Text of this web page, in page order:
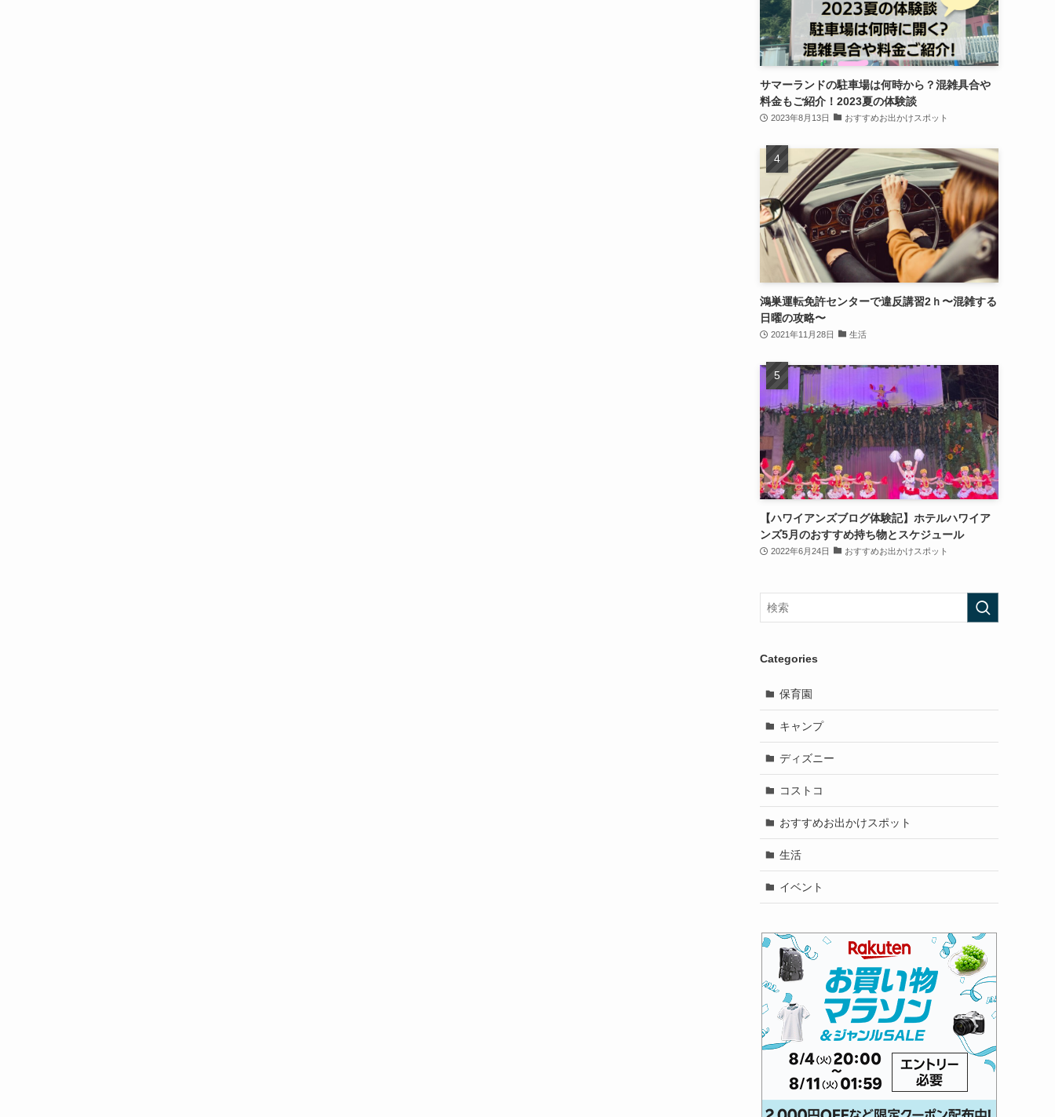
サマーランドの駐車場は何時から？混雑具合や
料金もご紹介！2023夏の体験談
2023年8月13日 おすすめお出かけスポット
鴻巣運転免許センターで違反講習2ｈ〜混雑する
日曜の攻略〜
2021年11月28日 生活
【ハワイアンズブログ体験記】ホテルハワイア
ンズ5月のおすすめ持ち物とスケジュール
2022年6月24日 おすすめお出かけスポット
Categories
保育園
キャンプ
ディズニー
コストコ
おすすめお出かけスポット
生活
イベント